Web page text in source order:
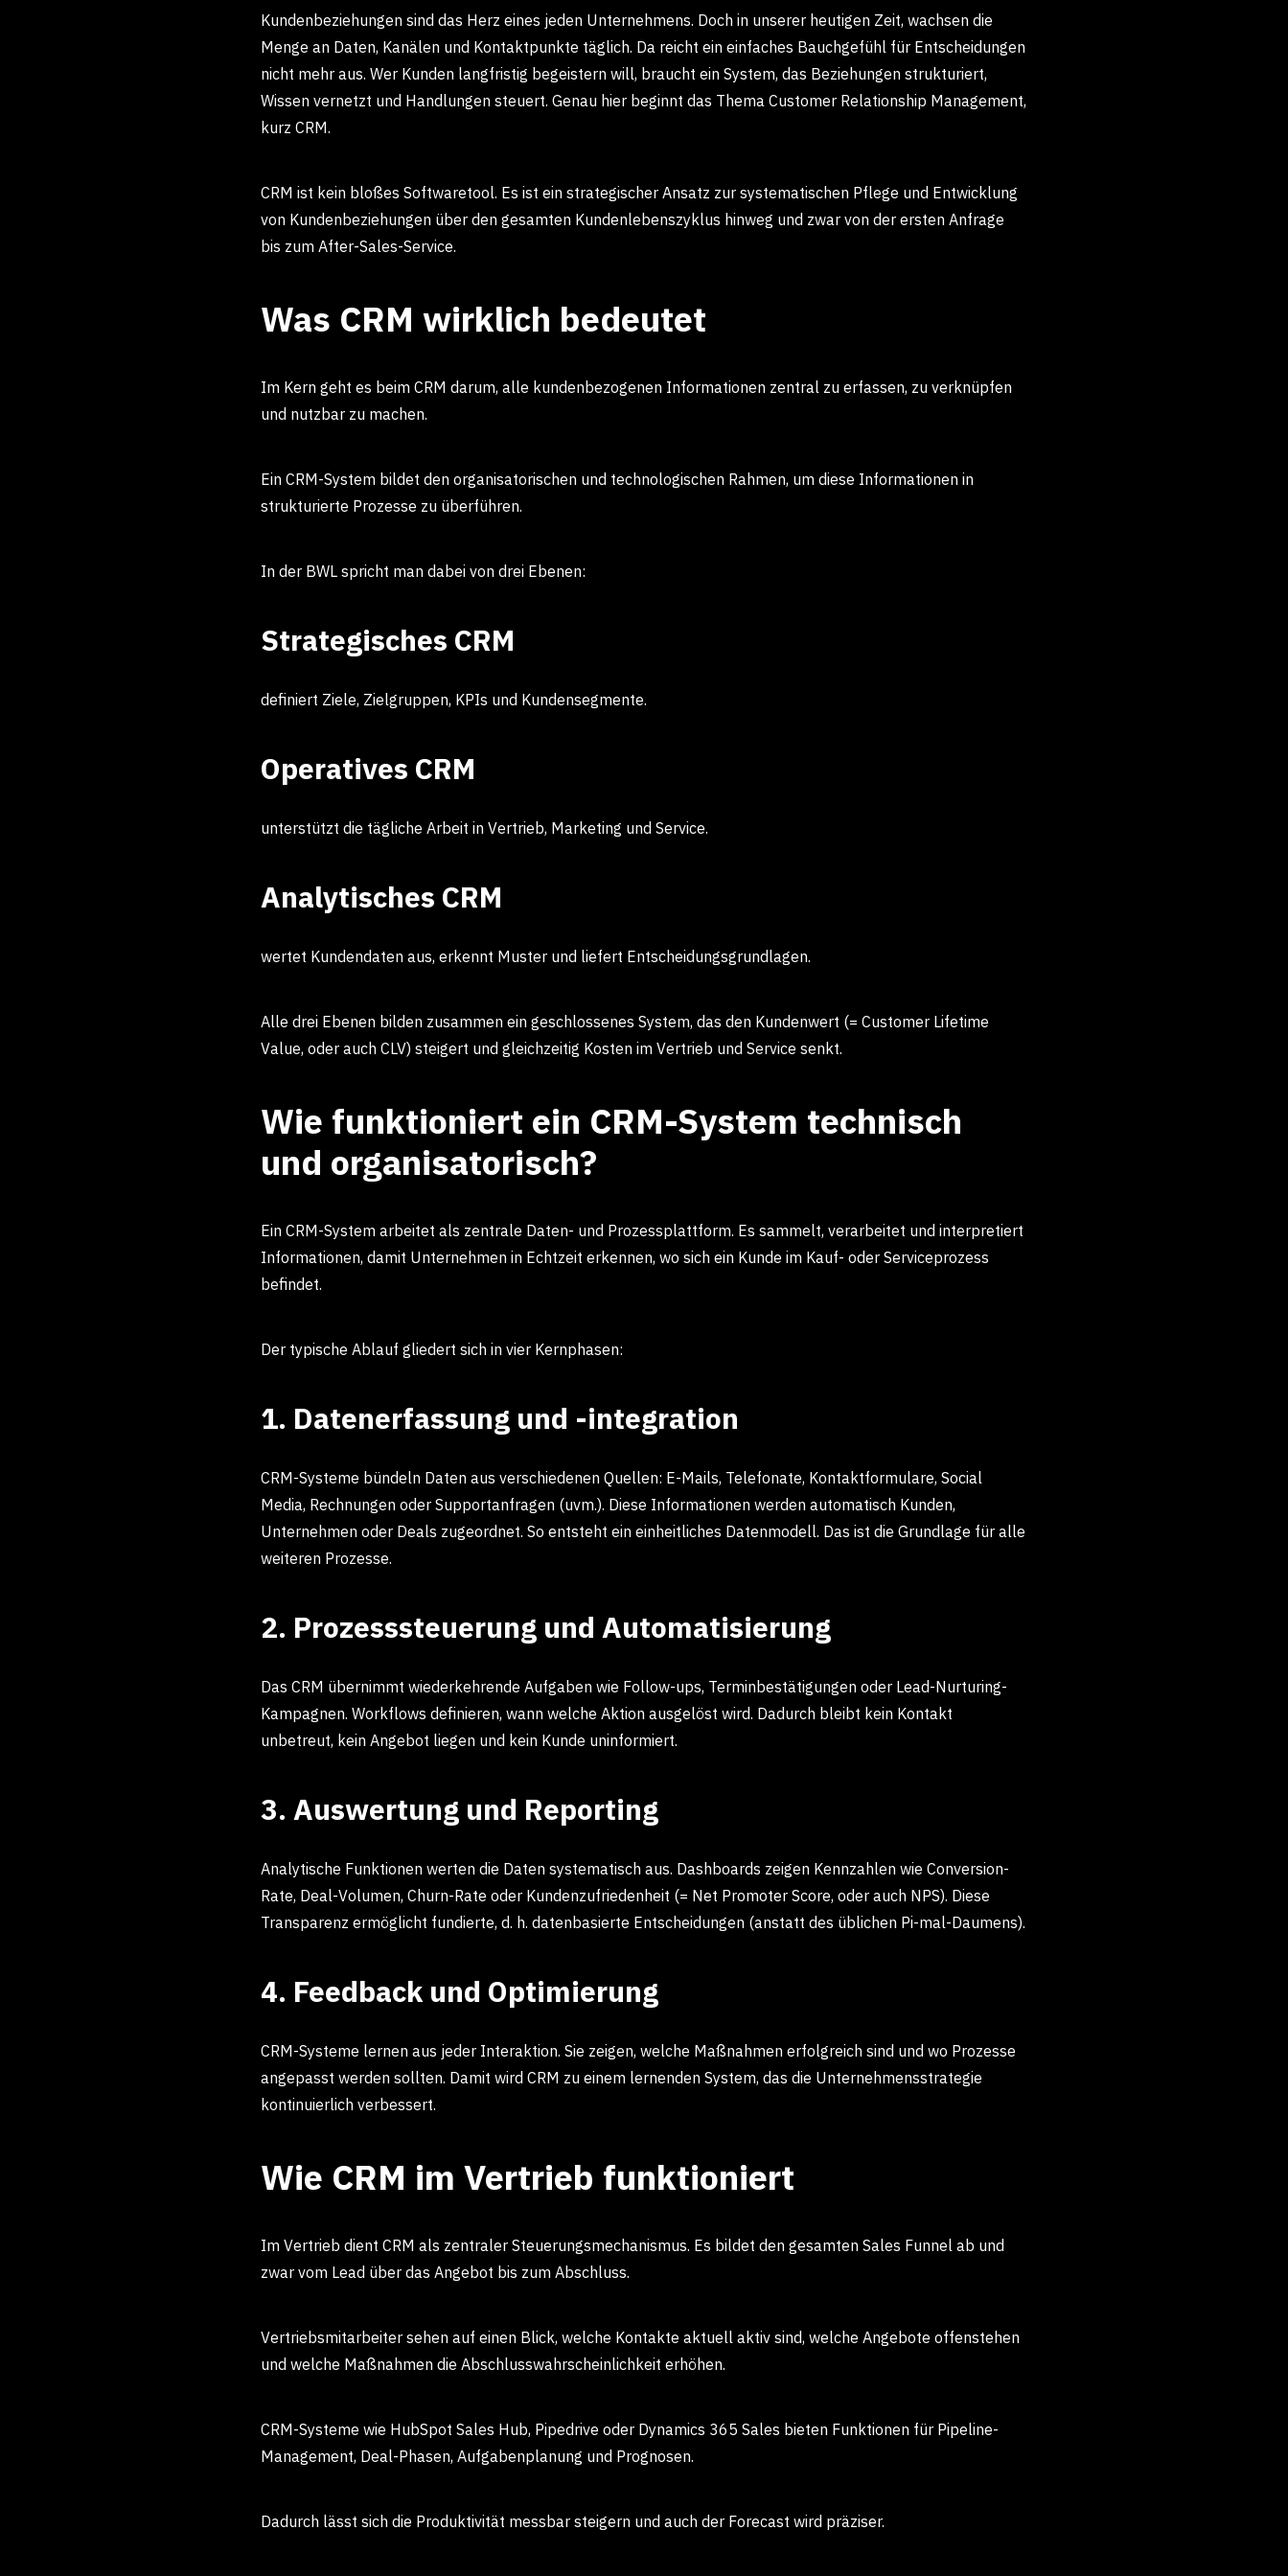
Kundenbeziehungen sind das Herz eines jeden Unternehmens. Doch in unserer heutigen Zeit, wachsen die
Menge an Daten, Kanälen und Kontaktpunkte täglich. Da reicht ein einfaches Bauchgefühl für Entscheidungen
nicht mehr aus. Wer Kunden langfristig begeistern will, braucht ein System, das Beziehungen strukturiert,
Wissen vernetzt und Handlungen steuert. Genau hier beginnt das Thema Customer Relationship Management,
kurz CRM.
CRM ist kein bloßes Softwaretool. Es ist ein strategischer Ansatz zur systematischen Pflege und Entwicklung
von Kundenbeziehungen über den gesamten Kundenlebenszyklus hinweg und zwar von der ersten Anfrage
bis zum After-Sales-Service.
Was CRM wirklich bedeutet
Im Kern geht es beim CRM darum, alle kundenbezogenen Informationen zentral zu erfassen, zu verknüpfen
und nutzbar zu machen.
Ein CRM-System bildet den organisatorischen und technologischen Rahmen, um diese Informationen in
strukturierte Prozesse zu überführen.
In der BWL spricht man dabei von drei Ebenen:
Strategisches CRM
definiert Ziele, Zielgruppen, KPIs und Kundensegmente.
Operatives CRM
unterstützt die tägliche Arbeit in Vertrieb, Marketing und Service.
Analytisches CRM
wertet Kundendaten aus, erkennt Muster und liefert Entscheidungsgrundlagen.
Alle drei Ebenen bilden zusammen ein geschlossenes System, das den Kundenwert (= Customer Lifetime
Value, oder auch CLV) steigert und gleichzeitig Kosten im Vertrieb und Service senkt.
Wie funktioniert ein CRM-System technisch
und organisatorisch?
Ein CRM-System arbeitet als zentrale Daten- und Prozessplattform. Es sammelt, verarbeitet und interpretiert
Informationen, damit Unternehmen in Echtzeit erkennen, wo sich ein Kunde im Kauf- oder Serviceprozess
befindet.
Der typische Ablauf gliedert sich in vier Kernphasen:
1. Datenerfassung und -integration
CRM-Systeme bündeln Daten aus verschiedenen Quellen: E-Mails, Telefonate, Kontaktformulare, Social
Media, Rechnungen oder Supportanfragen (uvm.). Diese Informationen werden automatisch Kunden,
Unternehmen oder Deals zugeordnet. So entsteht ein einheitliches Datenmodell. Das ist die Grundlage für alle
weiteren Prozesse.
2. Prozesssteuerung und Automatisierung
Das CRM übernimmt wiederkehrende Aufgaben wie Follow-ups, Terminbestätigungen oder Lead-Nurturing-
Kampagnen. Workflows definieren, wann welche Aktion ausgelöst wird. Dadurch bleibt kein Kontakt
unbetreut, kein Angebot liegen und kein Kunde uninformiert.
3. Auswertung und Reporting
Analytische Funktionen werten die Daten systematisch aus. Dashboards zeigen Kennzahlen wie Conversion-
Rate, Deal-Volumen, Churn-Rate oder Kundenzufriedenheit (= Net Promoter Score, oder auch NPS). Diese
Transparenz ermöglicht fundierte, d. h. datenbasierte Entscheidungen (anstatt des üblichen Pi-mal-Daumens).
4. Feedback und Optimierung
CRM-Systeme lernen aus jeder Interaktion. Sie zeigen, welche Maßnahmen erfolgreich sind und wo Prozesse
angepasst werden sollten. Damit wird CRM zu einem lernenden System, das die Unternehmensstrategie
kontinuierlich verbessert.
Wie CRM im Vertrieb funktioniert
Im Vertrieb dient CRM als zentraler Steuerungsmechanismus. Es bildet den gesamten Sales Funnel ab und
zwar vom Lead über das Angebot bis zum Abschluss.
Vertriebsmitarbeiter sehen auf einen Blick, welche Kontakte aktuell aktiv sind, welche Angebote offenstehen
und welche Maßnahmen die Abschlusswahrscheinlichkeit erhöhen.
CRM-Systeme wie HubSpot Sales Hub, Pipedrive oder Dynamics 365 Sales bieten Funktionen für Pipeline-
Management, Deal-Phasen, Aufgabenplanung und Prognosen.
Dadurch lässt sich die Produktivität messbar steigern und auch der Forecast wird präziser.